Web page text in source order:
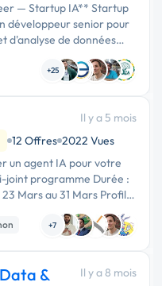
— Startup IA** Startup
développeur senior pour
d'analyse de données
**Compétences
+25
Il y a 5 mois
12 Offres 2022 Vues
un agent IA pour votre
programme Durée :
Mars au 31 Mars Profil.
développement Python,
+7
&
Il y a 8 mois